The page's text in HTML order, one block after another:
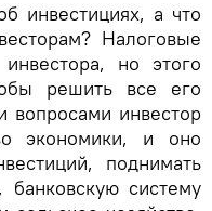
инвестициях, а что
Налоговые
но этого
решить все его
инвестор
экономики, и оно
поднимать
банковскую систему